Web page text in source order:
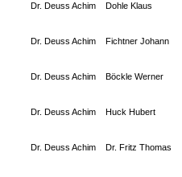
Dr. Deuss Achim Dohle Klaus
Dr. Deuss Achim Fichtner Johann
Dr. Deuss Achim Böckle Werner
Dr. Deuss Achim Huck Hubert
Dr. Deuss Achim Dr. Fritz Thomas